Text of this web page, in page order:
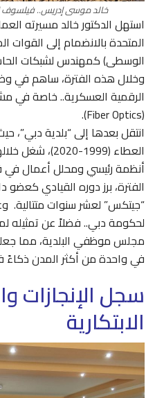
خالد موسى إدريس.. فيلسوف
استهل الدكتور خالد مسيرته
المتحدة بالانضمام إلى
وخلال هذه الفترة، ساهم في وضع
الرقمية العسكرية.. خاصة في
(Fiber Optics).
انتقل بعدها إلى “بلدية
العطاء (1999-
أنظمة رئيسي ومحلل أعمال
الفترة، برز دوره القيادي
“جيتكس” لعشر سنوات متتالية.
لحكومة دبي.. فضلاً عن تمثيله
مجلس موظفي البلدية، مما
في واحدة من أكثر المدن ذكاءً
سجل الإنجازات
الابتكارية